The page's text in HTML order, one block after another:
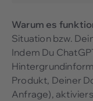
Warum es
Situation bzw.
Indem Du
Produkt, Deiner
Anfrage),